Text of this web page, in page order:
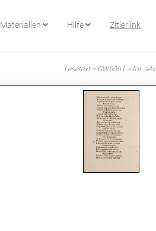
Materialien Hilfe Zitierlink
Lesetext > GW5061 > fol. a4v